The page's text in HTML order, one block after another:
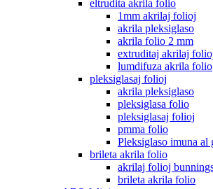
eltrudita akrila folio
1mm akrilaj folioj
akrila pleksiglaso
akrila folio 2 mm
extruditaj akrilaj
lumdifuza akrila folio
pleksiglasaj folioj
akrila pleksiglaso
pleksiglasa folio
pleksiglasaj folioj
pmma folio
Pleksiglaso imuna al
brileta akrila folio
akrilaj folioj
brileta akrila folio